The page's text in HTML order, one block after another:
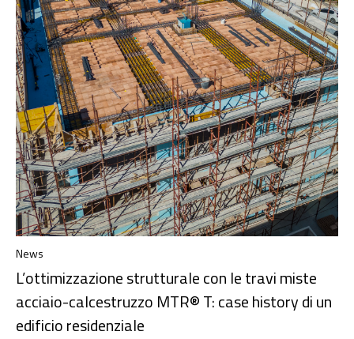
News
L’ottimizzazione strutturale con le travi miste
acciaio-calcestruzzo MTR® T: case history di un
edificio residenziale